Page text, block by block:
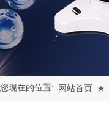
您现在的位置: 网站首页 ★